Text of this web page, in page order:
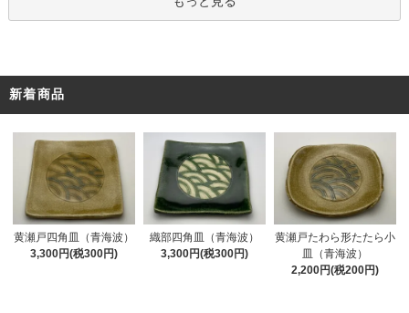
新着商品
黄瀬戸四角皿（青海波）
3,300円(税300円)
織部四角皿（青海波）
3,300円(税300円)
黄瀬戸たわら形たたら小
皿（青海波）
2,200円(税200円)